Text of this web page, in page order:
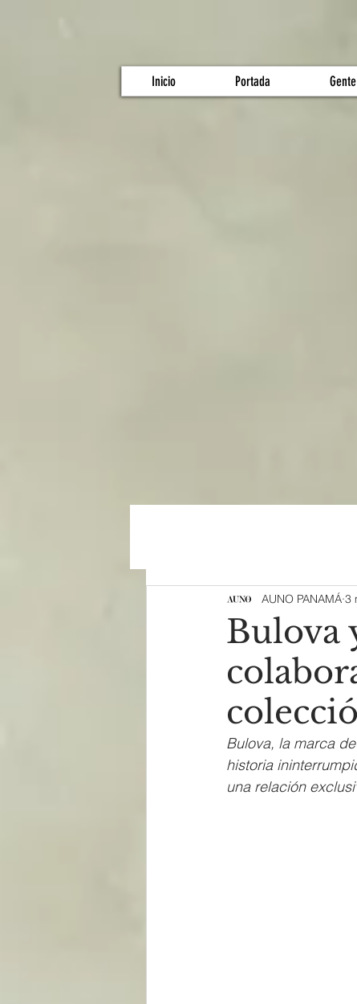
Inicio Portada
Bulova
AUNO PANAMÁ 3
Bulova, la marca
historia
una relación